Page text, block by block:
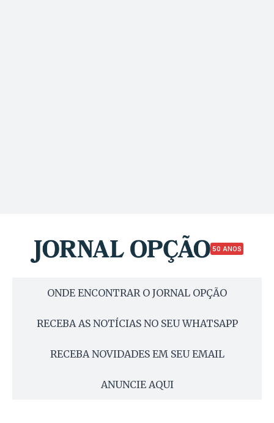
50 ANOS
ONDE ENCONTRAR O JORNAL OPÇÃO
RECEBA AS NOTÍCIAS NO SEU WHATSAPP
RECEBA NOVIDADES EM SEU EMAIL
ANUNCIE AQUI